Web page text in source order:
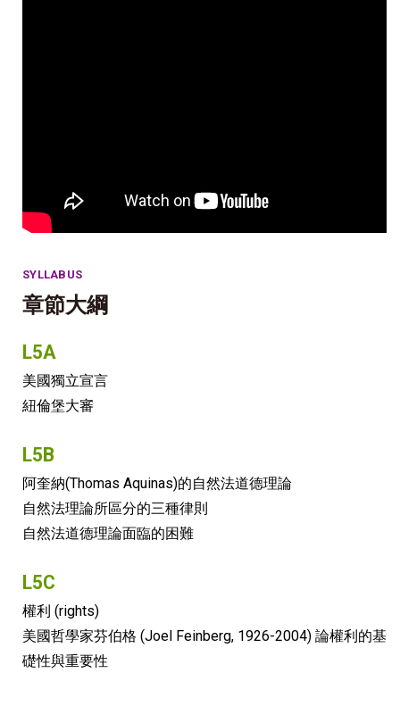
SYLLABUS
章節大綱
L5A
美國獨立宣言
紐倫堡大審
L5B
阿奎納(Thomas Aquinas)的自然法道德理論
自然法理論所區分的三種律則
自然法道德理論面臨的困難
L5C
權利 (rights)
美國哲學家芬伯格 (Joel Feinberg, 1926-2004) 論權利的基
礎性與重要性